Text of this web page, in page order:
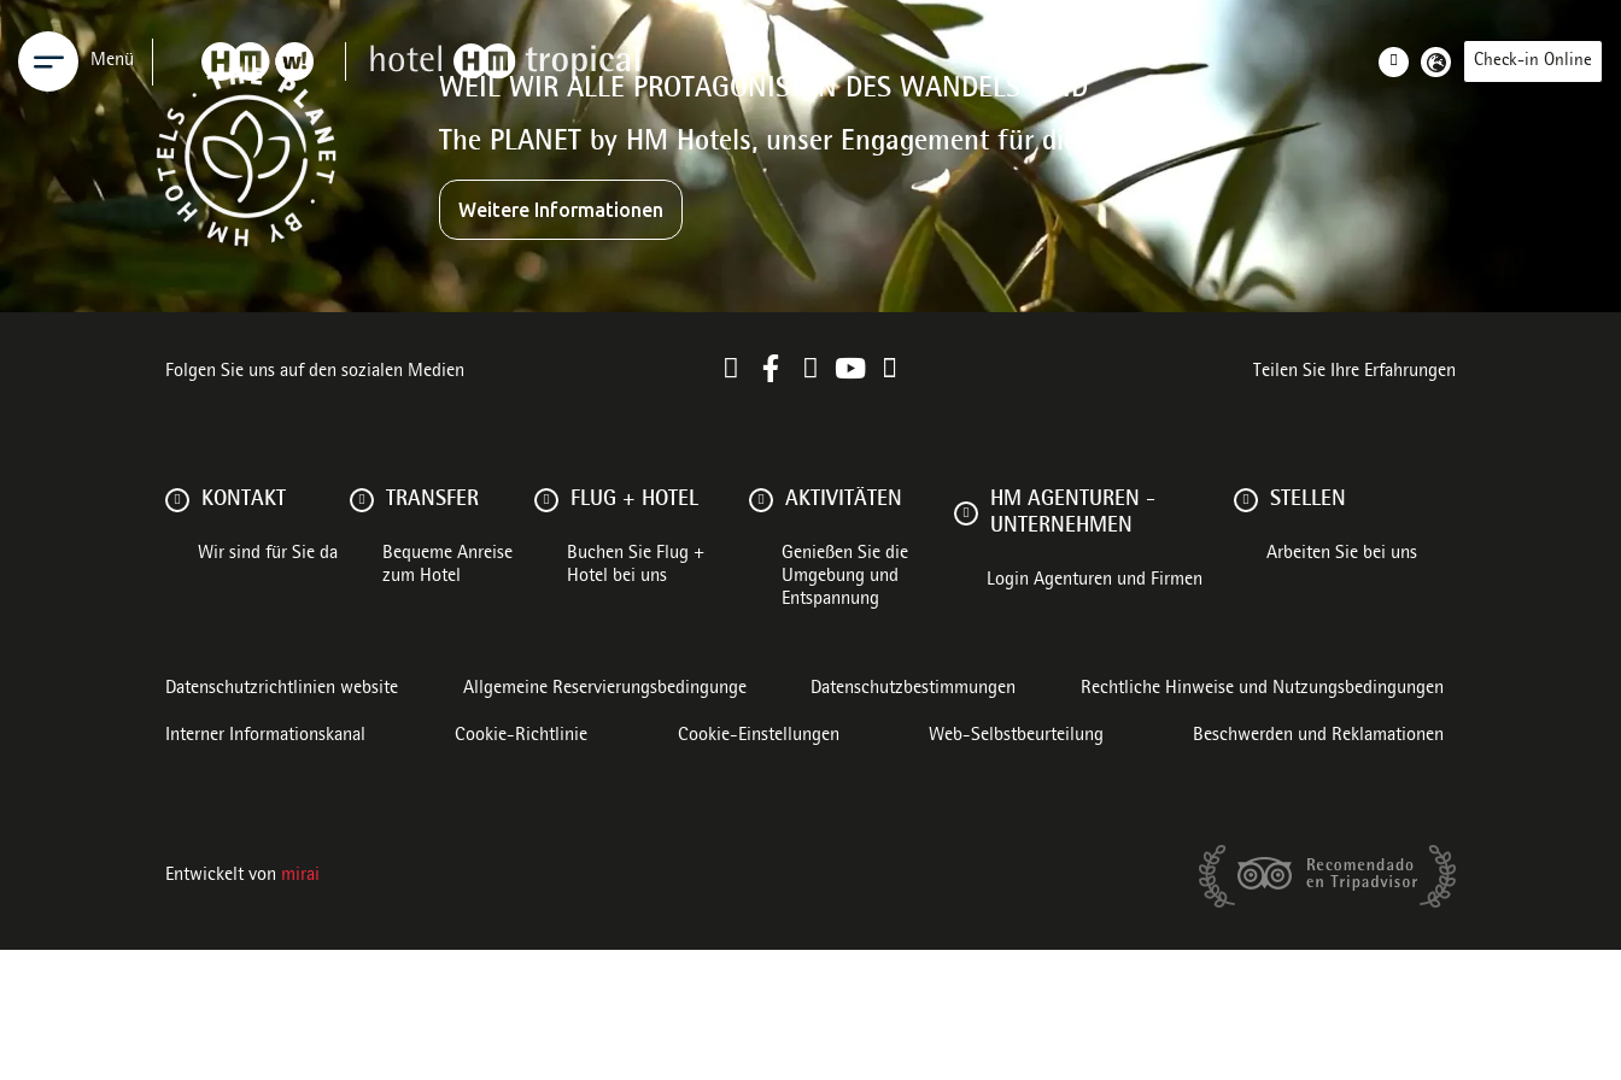
Menü Check-in Online
WEIL WIR ALLE PROTAGONISTEN DES WANDELS SIND
The PLANET by HM Hotels, unser Engagement für die Umwelt
Weitere Informationen
Folgen Sie uns auf den sozialen Medien Teilen Sie Ihre Erfahrungen
KONTAKT
Wir sind für Sie da
TRANSFER
Bequeme Anreise
zum Hotel
FLUG + HOTEL
Buchen Sie Flug +
Hotel bei uns
AKTIVITÄTEN
Genießen Sie die
Umgebung und
Entspannung
HM AGENTUREN -
UNTERNEHMEN
Login Agenturen und Firmen
STELLEN
Arbeiten Sie bei uns
Datenschutzrichtlinien website Allgemeine Reservierungsbedingunge Datenschutzbestimmungen Rechtliche Hinweise und Nutzungsbedingungen
Interner Informationskanal Cookie-Richtlinie Cookie-Einstellungen Web-Selbstbeurteilung Beschwerden und Reklamationen
Entwickelt von mirai